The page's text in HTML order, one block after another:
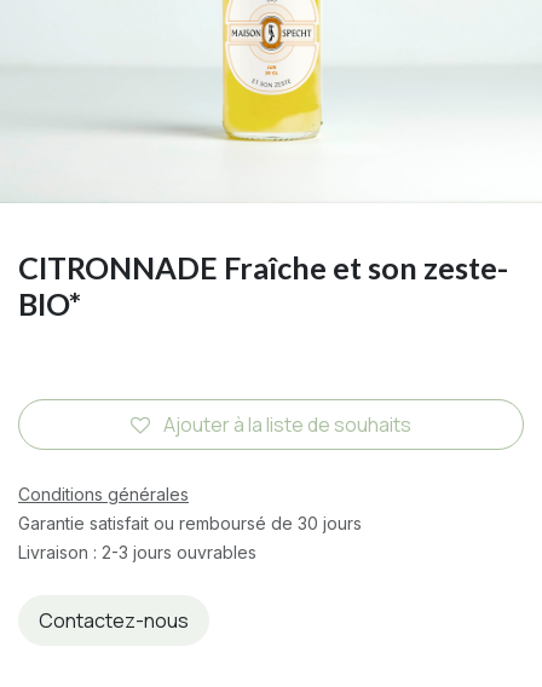
CITRONNADE Fraîche et son zeste-
BIO*
Ajouter à la liste de souhaits
Conditions générales
Garantie satisfait ou remboursé de 30 jours
Livraison : 2-3 jours ouvrables
Contactez-nous